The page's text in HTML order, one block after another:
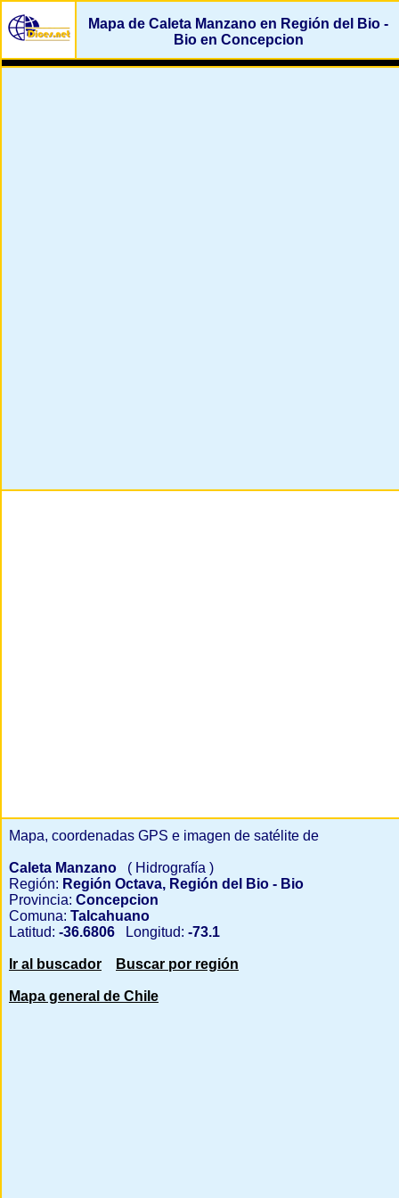
Mapa de Caleta Manzano en Región del Bio -
Bio en Concepcion
Mapa, coordenadas GPS e imagen de satélite de
Caleta Manzano
( Hidrografía )
Región: Región Octava, Región del Bio - Bio
Provincia: Concepcion
Comuna: Talcahuano
Latitud: -36.6806 Longitud: -73.1
Ir al buscador Buscar por región
Mapa general de Chile